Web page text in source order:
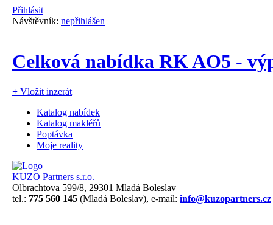
Přihlásit
Návštěvník: nepřihlášen
Celková nabídka RK AO5 -
+ Vložit inzerát
Katalog nabídek
Katalog makléřů
Poptávka
Moje reality
KUZO Partners s.r.o.
Olbrachtova 599/8, 29301 Mladá Boleslav
tel.: 775 560 145 (Mladá Boleslav), e-mail: info@kuzopartners.cz